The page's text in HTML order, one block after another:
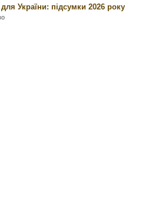
України: підсумки 2026 року